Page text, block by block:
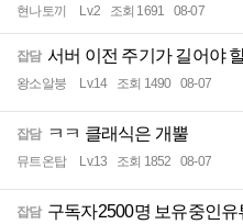
현나토끼 Lv.2 조회 1691 08-07
잡담 서버 이전 주기가 길어야
왕소알붕 Lv.14 조회 1490 08-07
잡담 ㅋㅋ 클래식은 개뿔
뮤트온탑 Lv.13 조회 1852 08-07
잡담 구독자2500명 보유중인